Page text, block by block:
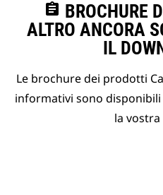
assignment BROCHURE
ALTRO ANCORA
IL
Le brochure dei prodotti
informativi sono
la